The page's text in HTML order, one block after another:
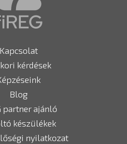
Kapcsolat
kérdések
Blog
partner ajánló
készülékek
nyilatkozat